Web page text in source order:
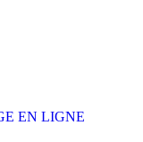
EN LIGNE